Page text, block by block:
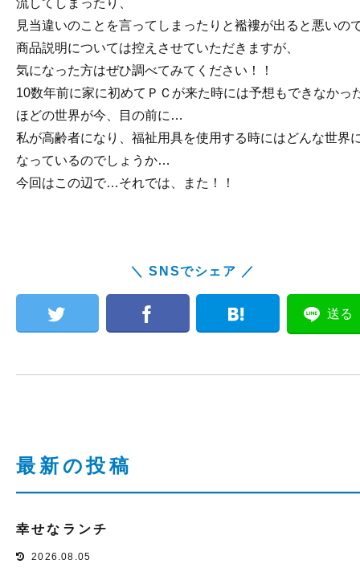
流してしまったり、
見当違いのことを言ってしまったりと襤褸が出ると悪いの
商品説明については控えさせていただきますが、
気になった方はぜひ調べてみてください！！
10数年前に家に初めてＰＣが来た時には予想もできなかっ
ほどの世界が今、目の前に…
私が高齢者になり、福祉用具を使用する時にはどんな世界
なっているのでしょうか…
今回はこの辺で…それでは、また！！
＼ SNSでシェア ／
送る
最新の投稿
幸せなランチ
2026.08.05